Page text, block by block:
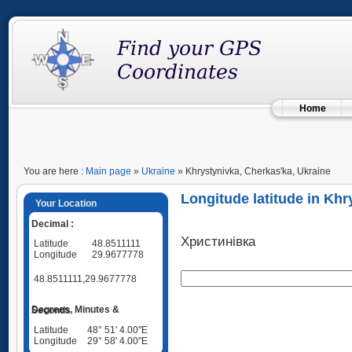
Home
You are here : Main page » Ukraine » Khrystynivka, Cherkas'ka, Ukraine
Your Location
Decimal :
Latitude
48.8511111
Longitude
29.9677778
48.8511111,29.9677778
Degrees, Minutes & Seconds
Latitude
48° 51' 4.00"E
Longitude
29° 58' 4.00"E
Longitude latitude in
Христинівка